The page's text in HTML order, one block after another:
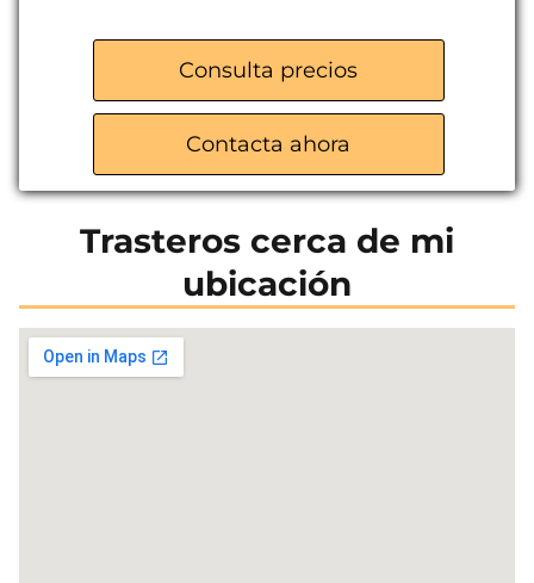
Guardamuebles
Asesoramiento personalizado
Consulta precios
Contacta ahora
Trasteros cerca de mi
ubicación